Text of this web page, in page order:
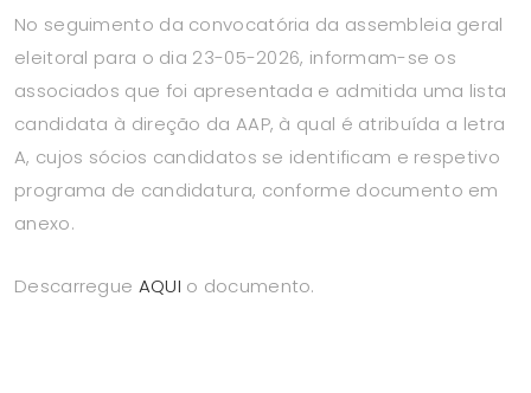
No seguimento da convocatória da assembleia geral
eleitoral para o dia 23-05-2026, informam-se os
associados que foi apresentada e admitida uma lista
candidata à direção da AAP, à qual é atribuída a letra
A, cujos sócios candidatos se identificam e respetivo
programa de candidatura, conforme documento em
anexo.
Descarregue AQUI o documento.